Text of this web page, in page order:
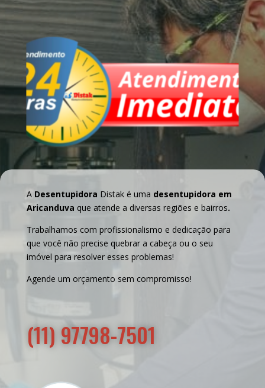
A Desentupidora Distak é uma desentupidora em
Aricanduva que atende a diversas regiões e bairros.
Trabalhamos com profissionalismo e dedicação para
que você não precise quebrar a cabeça ou o seu
imóvel para resolver esses problemas!
Agende um orçamento sem compromisso!
(11) 97798-7501